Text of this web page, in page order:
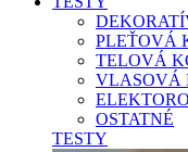
PLEŤOVÁ
TELOVÁ
VLASOVÁ
OSTATNÉ
TESTY